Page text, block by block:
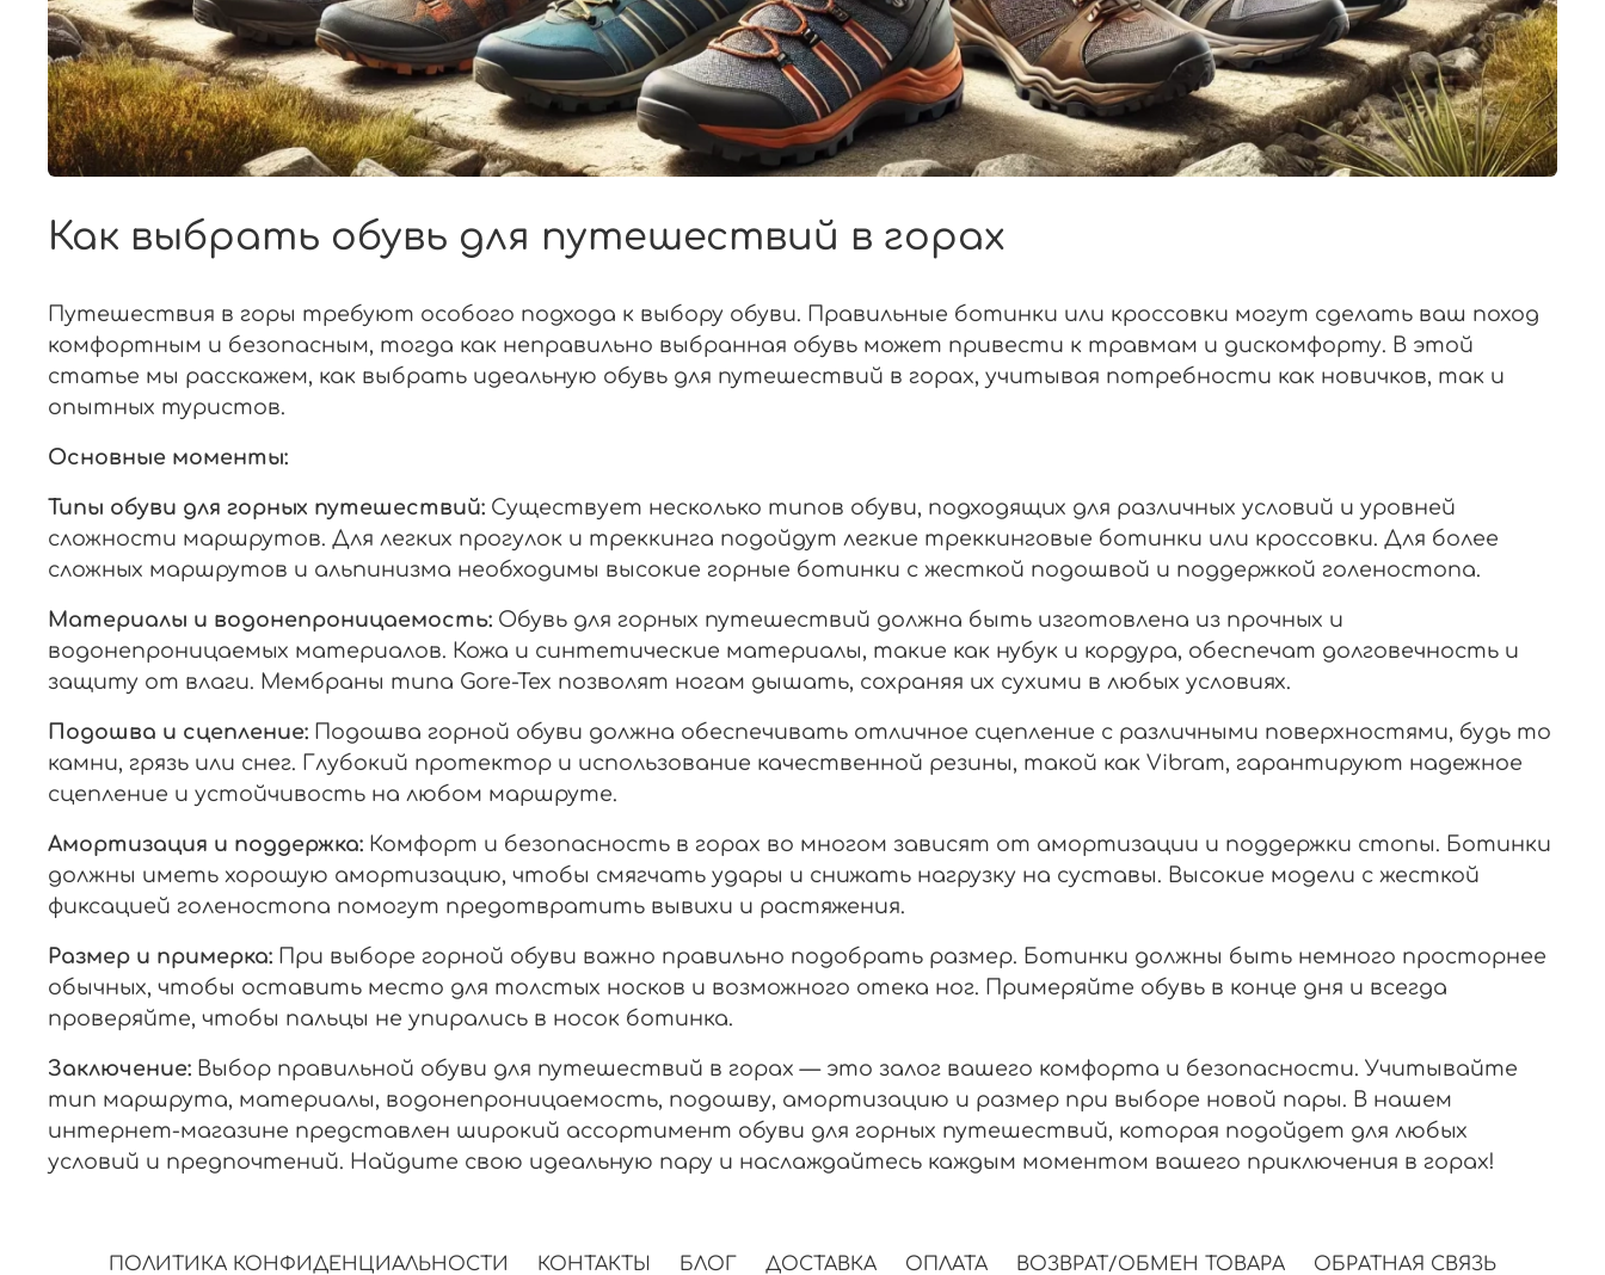
Как выбрать обувь для путешествий в горах
Путешествия в горы требуют особого подхода к выбору обуви. Правильные ботинки или кроссовки могут сделать ваш поход
комфортным и безопасным, тогда как неправильно выбранная обувь может привести к травмам и дискомфорту. В этой
статье мы расскажем, как выбрать идеальную обувь для путешествий в горах, учитывая потребности как новичков, так и
опытных туристов.
Основные моменты:
Типы обуви для горных путешествий: Существует несколько типов обуви, подходящих для различных условий и уровней
сложности маршрутов. Для легких прогулок и треккинга подойдут легкие треккинговые ботинки или кроссовки. Для более
сложных маршрутов и альпинизма необходимы высокие горные ботинки с жесткой подошвой и поддержкой голеностопа.
Материалы и водонепроницаемость: Обувь для горных путешествий должна быть изготовлена из прочных и
водонепроницаемых материалов. Кожа и синтетические материалы, такие как нубук и кордура, обеспечат долговечность и
защиту от влаги. Мембраны типа Gore-Tex позволят ногам дышать, сохраняя их сухими в любых условиях.
Подошва и сцепление: Подошва горной обуви должна обеспечивать отличное сцепление с различными поверхностями, будь то
камни, грязь или снег. Глубокий протектор и использование качественной резины, такой как Vibram, гарантируют надежное
сцепление и устойчивость на любом маршруте.
Амортизация и поддержка: Комфорт и безопасность в горах во многом зависят от амортизации и поддержки стопы. Ботинки
должны иметь хорошую амортизацию, чтобы смягчать удары и снижать нагрузку на суставы. Высокие модели с жесткой
фиксацией голеностопа помогут предотвратить вывихи и растяжения.
Размер и примерка: При выборе горной обуви важно правильно подобрать размер. Ботинки должны быть немного просторнее
обычных, чтобы оставить место для толстых носков и возможного отека ног. Примеряйте обувь в конце дня и всегда
проверяйте, чтобы пальцы не упирались в носок ботинка.
Заключение: Выбор правильной обуви для путешествий в горах — это залог вашего комфорта и безопасности. Учитывайте
тип маршрута, материалы, водонепроницаемость, подошву, амортизацию и размер при выборе новой пары. В нашем
интернет-магазине представлен широкий ассортимент обуви для горных путешествий, которая подойдет для любых
условий и предпочтений. Найдите свою идеальную пару и наслаждайтесь каждым моментом вашего приключения в горах!
ПОЛИТИКА КОНФИДЕНЦИАЛЬНОСТИ КОНТАКТЫ БЛОГ ДОСТАВКА ОПЛАТА ВОЗВРАТ/ОБМЕН ТОВАРА ОБРАТНАЯ СВЯЗЬ